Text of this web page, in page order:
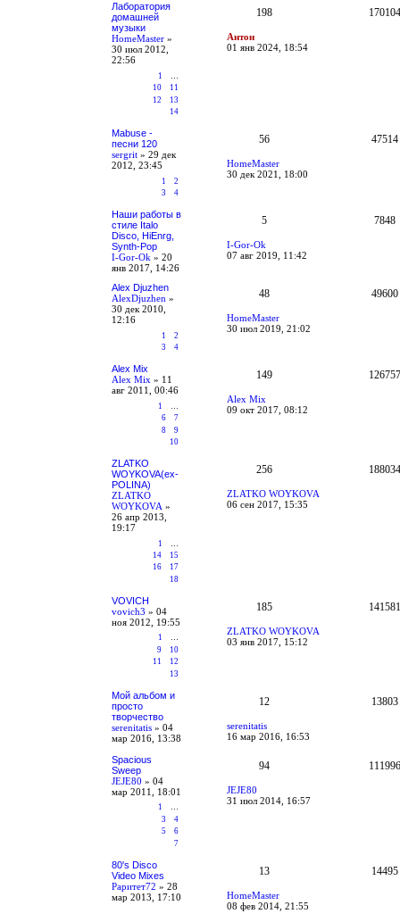
Лаборатория
домашней
музыки
HomeMaster »
30 июл 2012,
22:56
1
10
11
12
13
14
198 170104
Антон
01 янв 2024, 18:54
Mabuse -
песни 120
sergrit » 29 дек
2012, 23:45
1
2
3
4
56 47514
HomeMaster
30 дек 2021, 18:00
Наши работы в
стиле Italo
Disco, HiEnrg,
Synth-Pop
I-Gor-Ok » 20
янв 2017, 14:26
5 7848
I-Gor-Ok
07 авг 2019, 11:42
Alex Djuzhen
AlexDjuzhen »
30 дек 2010,
12:16
1
2
3
4
48 49600
HomeMaster
30 июл 2019, 21:02
Alex Mix
Alex Mix » 11
авг 2011, 00:46
1
6
7
8
9
10
149 126757
Alex Mix
09 окт 2017, 08:12
ZLATKO
WOYKOVA(ex-
POLINA)
ZLATKO
WOYKOVA »
26 апр 2013,
19:17
1
14
15
16
17
18
256 188034
ZLATKO WOYKOVA
06 сен 2017, 15:35
VOVICH
vovich3 » 04
ноя 2012, 19:55
1
…
9
10
11
12
13
185 141581
ZLATKO WOYKOVA
03 янв 2017, 15:12
Мой альбом и
просто
творчество
serenitatis » 04
мар 2016, 13:38
12 13803
serenitatis
16 мар 2016, 16:53
Spacious
Sweep
JEJE80 » 04
мар 2011, 18:01
1
…
3
4
5
6
7
94 111996
JEJE80
31 июл 2014, 16:57
80's Disco
Video Mixes
Раритет72 » 28
мар 2013, 17:10
13 14495
HomeMaster
08 фев 2014, 21:55